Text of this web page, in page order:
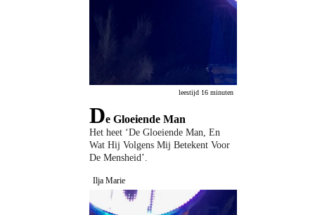
leestijd 16 minuten
De Gloeiende Man
Het heet ‘De Gloeiende Man, En
Wat Hij Volgens Mij Betekent Voor
De Mensheid’.
Ilja Marie